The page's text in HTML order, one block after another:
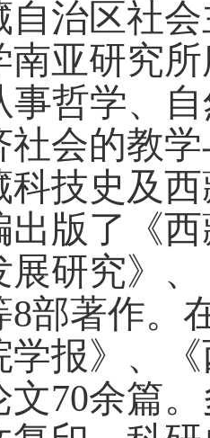
自治区社
南亚研究
事哲学、
社会的教
科技史及
出版了《
展研究》
8部著作。
学报》、
文70余篇